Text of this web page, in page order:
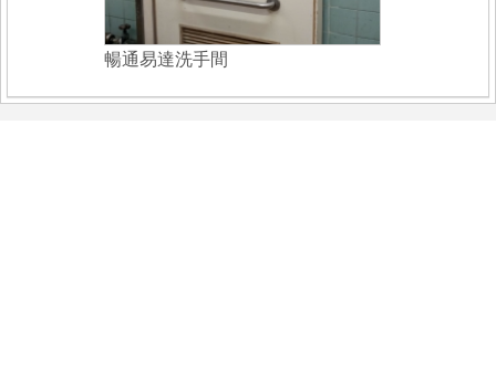
暢通易達洗手間